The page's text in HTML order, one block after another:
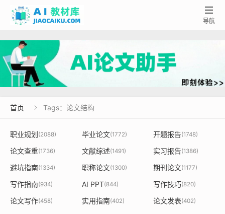

导航
首页  Tags：论文结构
职业规划(2088) 毕业论文(1772) 开题报告(1748)
论文查重(1736) 文献综述(1491) 实习报告(1386)
避坑指南(1334) 职称论文(1300) 期刊论文(1177)
写作指南(934) AI PPT(844) 写作技巧(820)
论文写作(458) 实用指南(402) 论文发表(402)